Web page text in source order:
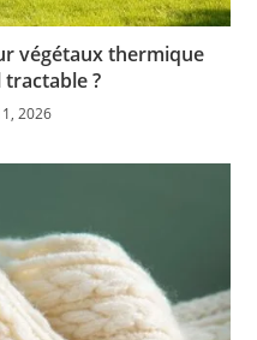
végétaux thermique
?
2026